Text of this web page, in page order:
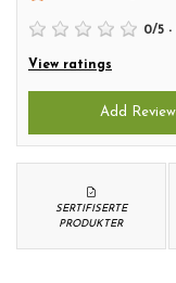
0/5 -
View ratings
Add Review
SERTIFISERTE
PRODUKTER